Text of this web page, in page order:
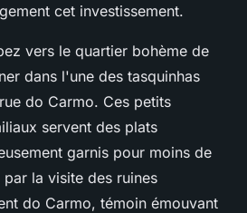
cet investissement.
vers le quartier bohème de
dans l'une des tasquinhas
do Carmo. Ces petits
servent des plats
garnis pour moins de
la visite des ruines
do Carmo, témoin émouvant